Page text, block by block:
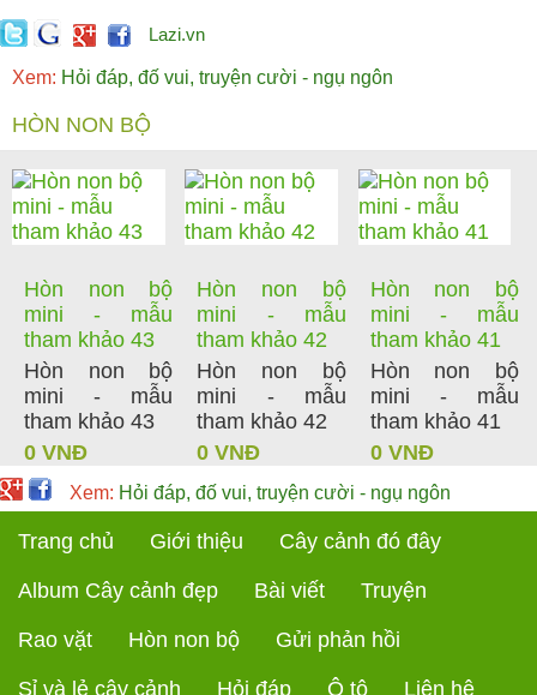
Lazi.vn
Xem: Hỏi đáp, đố vui, truyện cười - ngụ ngôn
HÒN NON BỘ
Hòn non bộ
mini - mẫu
tham khảo 43
Hòn non bộ
mini - mẫu
tham khảo 43
0 VNĐ
Hòn non bộ
mini - mẫu
tham khảo 42
Hòn non bộ
mini - mẫu
tham khảo 42
0 VNĐ
Hòn non bộ
mini - mẫu
tham khảo 41
Hòn non bộ
mini - mẫu
tham khảo 41
0 VNĐ
Xem: Hỏi đáp, đố vui, truyện cười - ngụ ngôn
Trang chủ Giới thiệu Cây cảnh đó đây
Album Cây cảnh đẹp Bài viết Truyện
Rao vặt Hòn non bộ Gửi phản hồi
Sỉ và lẻ cây cảnh Hỏi đáp Ô tô Liên hệ